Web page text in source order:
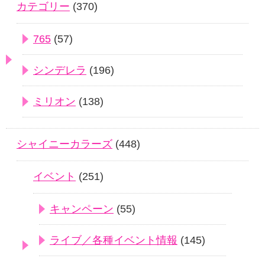
カテゴリー (370)
765 (57)
シンデレラ (196)
ミリオン (138)
シャイニーカラーズ (448)
イベント (251)
キャンペーン (55)
ライブ／各種イベント情報 (145)